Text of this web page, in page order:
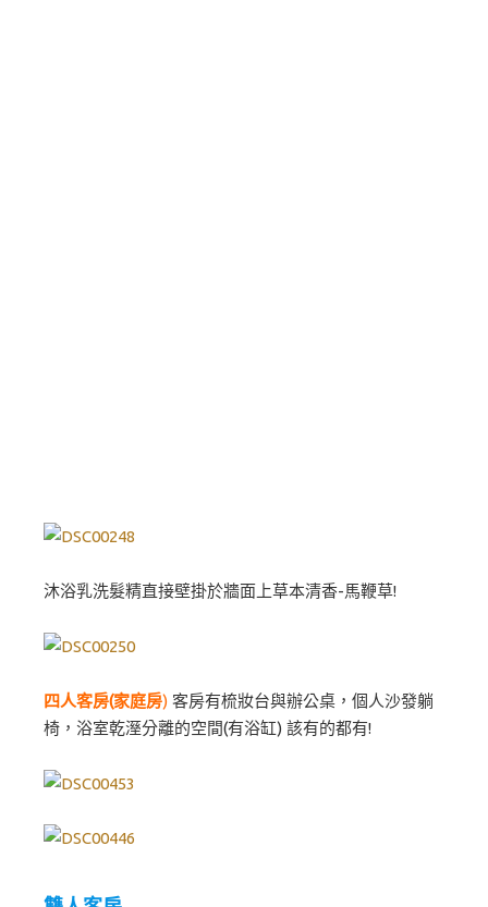
沐浴乳洗髮精直接壁掛於牆面上草本清香-馬鞭草!
四人客房(家庭房) 客房有梳妝台與辦公桌，個人沙發躺
椅，浴室乾溼分離的空間(有浴缸) 該有的都有!